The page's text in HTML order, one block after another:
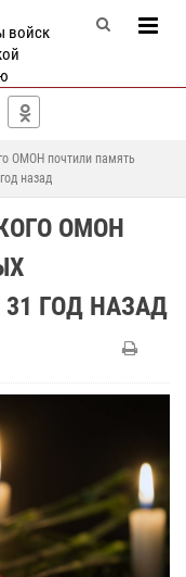
войск
ОМОН почтили память
назад
ОМОН
ГОД НАЗАД